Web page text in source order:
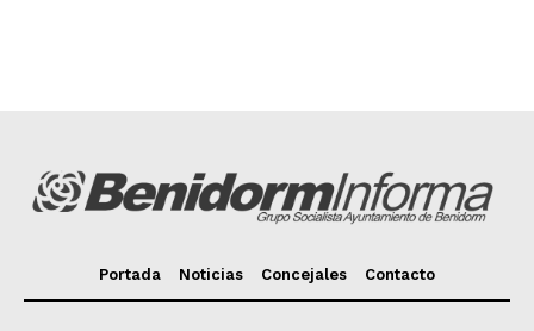
Portada Noticias Concejales Contacto